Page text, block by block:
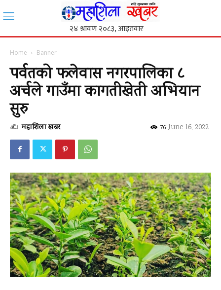
Home Banner
पर्वतको फलेवास नगरपालिका ८
अर्चले गाउँमा कागतीखेती अभियान
सुरु
✍ महाशिला खबर June 16, 2022
76